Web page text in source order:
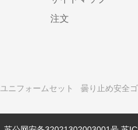
注文
ユニフォームセット 曇り止め安全